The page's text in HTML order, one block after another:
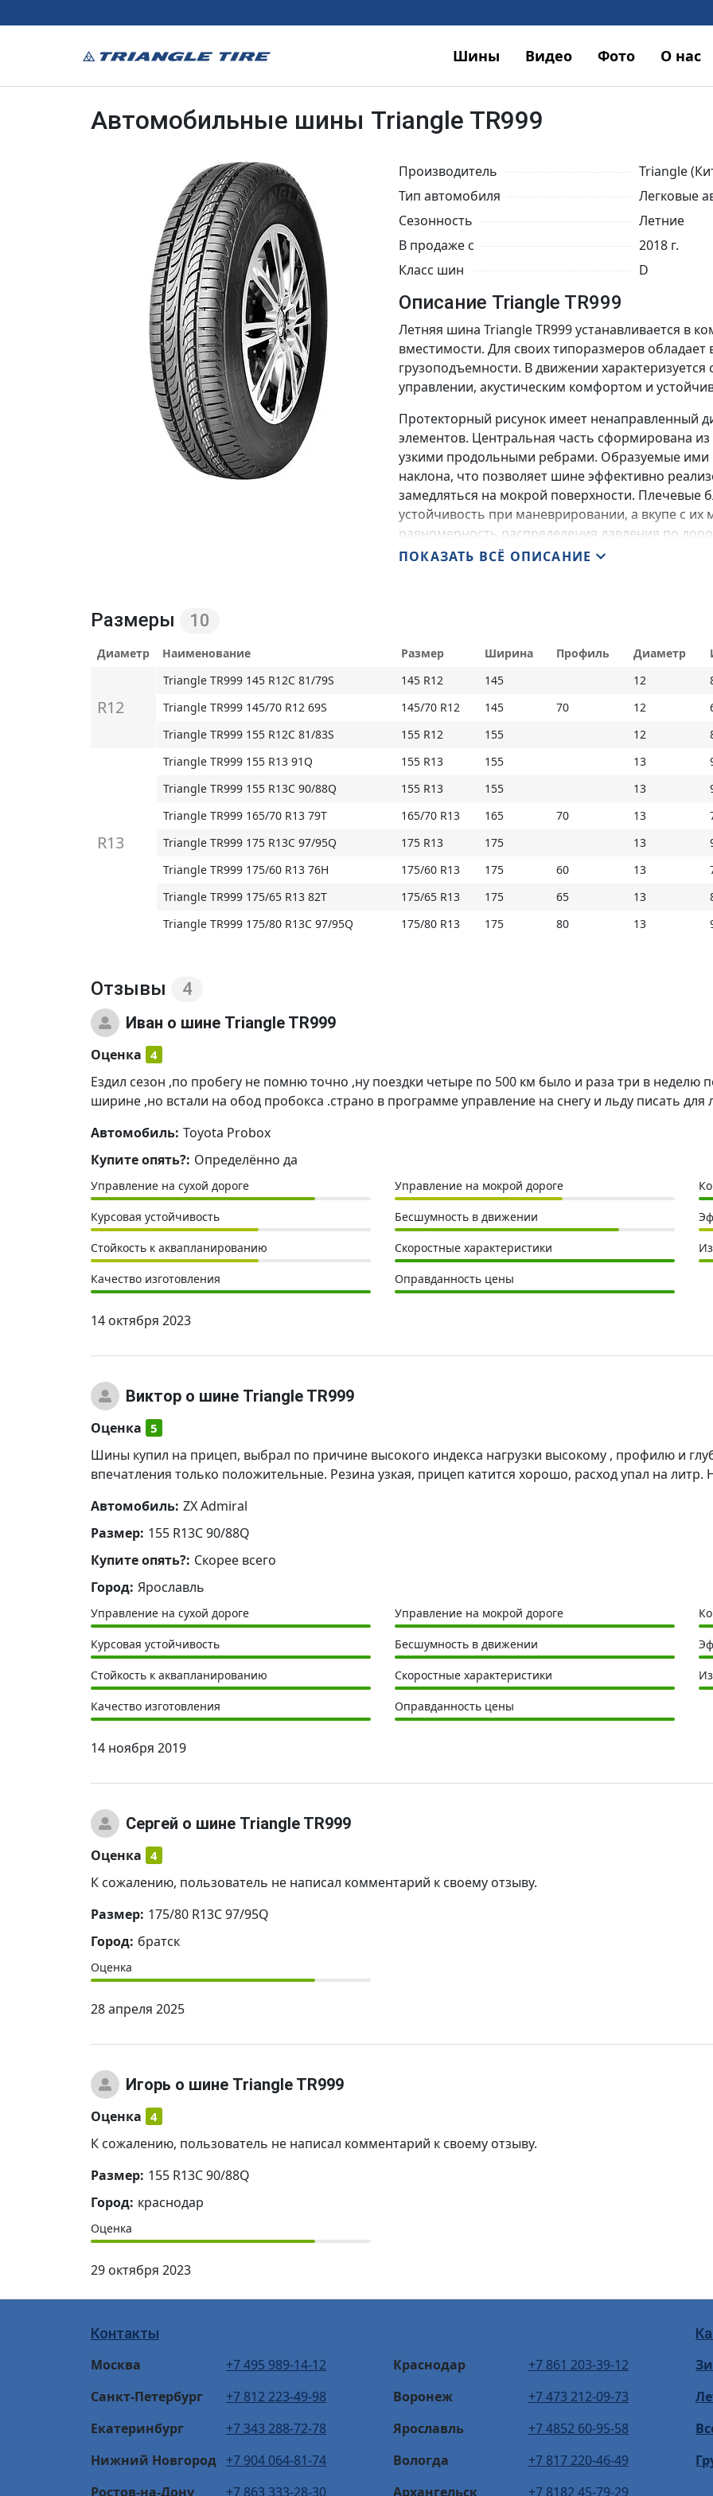
Шины Видео Фото О нас
Автомобильные шины Triangle TR999
Производитель
Triangle
Тип автомобиля
Легковые
Сезонность
Летние
В продаже с
2018 г.
Класс шин
D
Описание Triangle TR999
Летняя шина Triangle TR999 устанавливается в
вместимости. Для своих типоразмеров
грузоподъемности. В движении
управлении, акустическим комфортом и
Протекторный рисунок имеет ненаправленный
элементов. Центральная часть сформирована
узкими продольными ребрами. Образуемые ими
наклона, что позволяет шине эффективно
замедляться на мокрой поверхности. Плечевые
устойчивость при маневрировании, а вкупе с
равномерность распределения давления по
беговой части протектора – увеличенная
- отменная устойчивость на мокрой
- стабильность на прямых и точность
монолитной структурой и укрупненными
- сниженный уровень шума достигается
* Внимание: летние шины не российского
Купить Triangle TR999 на Мосавтошине
ПОКАЗАТЬ ВСЁ ОПИСАНИЕ
Размеры 10
Диаметр Наименование Размер Ширина Профиль Диаметр
R12
Triangle TR999 145 R12C 81/79S 145 R12 145 12
Triangle TR999 145/70 R12 69S
145/70 R12 145 70 12
Triangle TR999 155 R12C 81/83S
155 R12 155 12
R13
Triangle TR999 155 R13 91Q 155 R13 155 13
Triangle TR999 155 R13C 90/88Q
155 R13 155 13
Triangle TR999 165/70 R13 79T
165/70 R13 165 70 13
Triangle TR999 175 R13C 97/95Q
175 R13 175 13
Triangle TR999 175/60 R13 76H
175/60 R13 175 60 13
Triangle TR999 175/65 R13 82T
175/65 R13 175 65 13
Triangle TR999 175/80 R13C 97/95Q
175/80 R13 175 80 13
Отзывы 4
Иван о шине Triangle TR999
Оценка 4
Ездил сезон ,по пробегу не помню точно ,ну поездки четыре по 500 км было и раза три в
ширине ,но встали на обод пробокса .страно в программе управление на снегу и льду писать
Автомобиль: Toyota Probox
Купите опять?: Определённо да
Управление на сухой дороге Управление на мокрой дороге
Курсовая устойчивость Бесшумность в движении
Стойкость к аквапланированию Скоростные характеристики
Качество изготовления Оправданность цены
14 октября 2023
Виктор о шине Triangle TR999
Оценка 5
Шины купил на прицеп, выбрал по причине высокого индекса нагрузки высокому , профилю и
впечатления только положительные. Резина узкая, прицеп катится хорошо, расход упал на литр.
Автомобиль: ZX Admiral
Размер: 155 R13C 90/88Q
Купите опять?: Скорее всего
Город: Ярославль
Управление на сухой дороге Управление на мокрой дороге
Курсовая устойчивость Бесшумность в движении
Стойкость к аквапланированию Скоростные характеристики
Качество изготовления Оправданность цены
14 ноября 2019
Сергей о шине Triangle TR999
Оценка 4
К сожалению, пользователь не написал комментарий к своему отзыву.
Размер: 175/80 R13C 97/95Q
Город: братск
Оценка
28 апреля 2025
Игорь о шине Triangle TR999
Оценка 4
К сожалению, пользователь не написал комментарий к своему отзыву.
Размер: 155 R13C 90/88Q
Город: краснодар
Оценка
29 октября 2023
Контакты
Москва
+7 495 989-14-12
Санкт-Петербург
+7 812 223-49-98
Екатеринбург
+7 343 288-72-78
Нижний Новгород +7 904 064-81-74
Ростов-на-Дону
+7 863 333-28-30
Краснодар
+7 861 203-39-12
Воронеж
+7 473 212-09-73
Ярославль
+7 4852 60-95-58
Вологда
+7 817 220-46-49
Архангельск
+7 8182 45-79-29